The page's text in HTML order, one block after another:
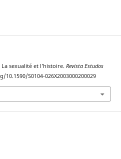
sexualité et l’histoire. Revista Estudos
S0104-026X2003000200029